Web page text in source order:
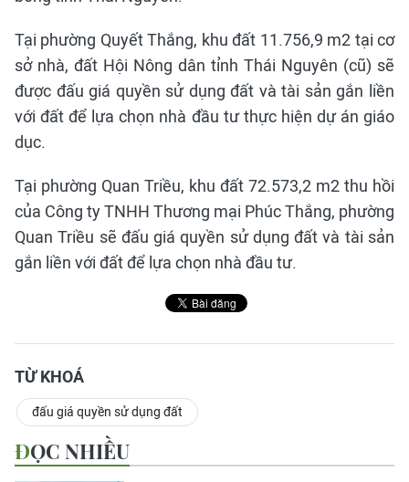
Tại phường Quyết Thắng, khu đất 11.756,9 m2 tại cơ
sở nhà, đất Hội Nông dân tỉnh Thái Nguyên (cũ) sẽ
được đấu giá quyền sử dụng đất và tài sản gắn liền
với đất để lựa chọn nhà đầu tư thực hiện dự án giáo
dục.
Tại phường Quan Triều, khu đất 72.573,2 m2 thu hồi
của Công ty TNHH Thương mại Phúc Thắng, phường
Quan Triều sẽ đấu giá quyền sử dụng đất và tài sản
gắn liền với đất để lựa chọn nhà đầu tư.
TỪ KHOÁ
đấu giá quyền sử dụng đất
ĐỌC NHIỀU